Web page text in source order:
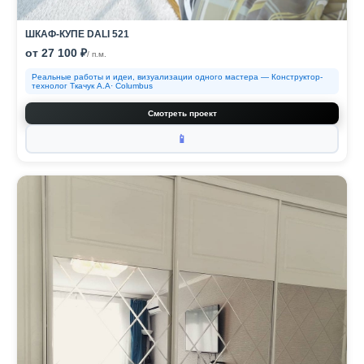
ШКАФ-КУПЕ DALI 521
от 27 100 ₽/ п.м.
Реальные работы и идеи, визуализации одного мастера — Конструктор-
технолог Ткачук А.А· Columbus
Смотреть проект
📱